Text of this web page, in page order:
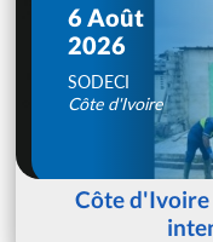
6 Août
2026
SODECI
Côte d'Ivoire
Côte d'Ivoire